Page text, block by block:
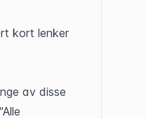
kort lenker
av disse